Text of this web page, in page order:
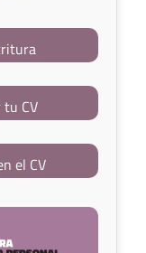
CV
el CV